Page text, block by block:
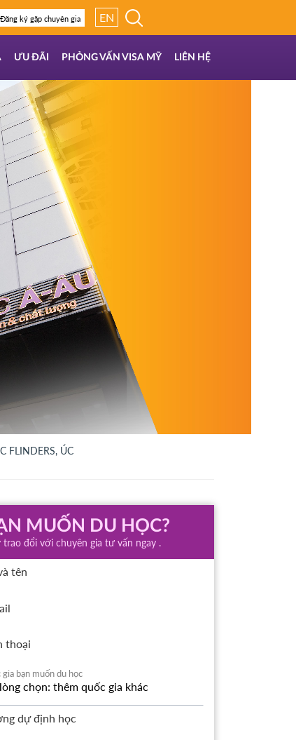
Đăng ký gặp chuyên gia EN
ƯU ĐÃI PHỎNG VẤN VISA MỸ LIÊN HỆ
FLINDERS, ÚC
MUỐN DU HỌC?
trao đổi với chuyên gia tư vấn ngay .
tên
thoại
gia bạn muốn du học
dự định học